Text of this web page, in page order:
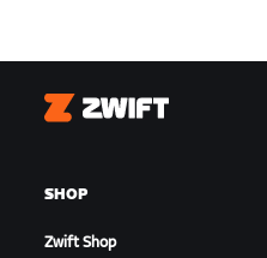
Zwift
SHOP
Zwift Shop